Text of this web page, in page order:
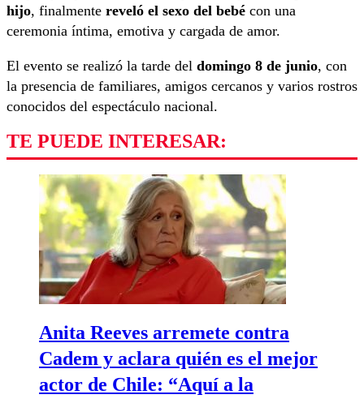
hijo, finalmente reveló el sexo del bebé con una
ceremonia íntima, emotiva y cargada de amor.
El evento se realizó la tarde del domingo 8 de junio, con
la presencia de familiares, amigos cercanos y varios rostros
conocidos del espectáculo nacional.
TE PUEDE INTERESAR:
Anita Reeves arremete contra
Cadem y aclara quién es el mejor
actor de Chile: “Aquí a la